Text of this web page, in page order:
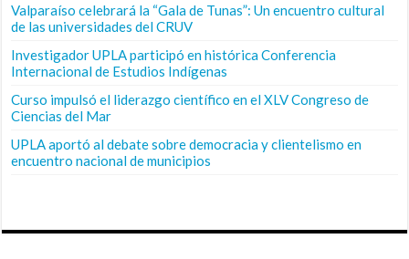
Valparaíso celebrará la “Gala de Tunas”: Un encuentro cultural
de las universidades del CRUV
Investigador UPLA participó en histórica Conferencia
Internacional de Estudios Indígenas
Curso impulsó el liderazgo científico en el XLV Congreso de
Ciencias del Mar
UPLA aportó al debate sobre democracia y clientelismo en
encuentro nacional de municipios